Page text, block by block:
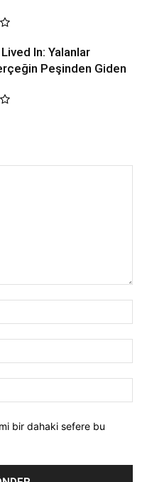
In: Yalanlar
Peşinden Giden
bir dahaki sefere bu